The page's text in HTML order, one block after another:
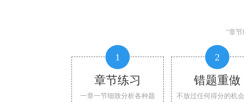
“章
1
章节练习
一章一节细致分析各种题
2
错题重做
不放过任何得分的机